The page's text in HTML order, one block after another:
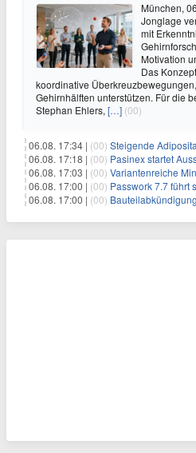
München,
Jonglage
mit
Motivation
Das
koordinative
Gehirnhälften unterstützen. Für die
Stephan Ehlers, […] (00)
06.08. 17:34 | (00) Steigende Adipositasrate zeigt
06.08. 17:18 | (00) Pasinex startet Ausschreibung für hochgradiges
06.08. 17:03 | (00) Variantenreiche
06.08. 17:00 | (00) Passwork 7.7 führt sicheren
06.08. 17:00 | (00) Bauteilabkündigungen: Eine